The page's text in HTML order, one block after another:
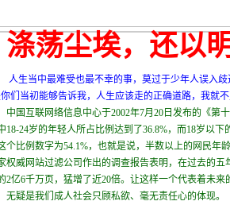
荡尘埃，还以
当中最难受也最不幸的事，莫过于少年人误入歧
们当初能够告诉我，人生应该走的正确道路，我就
互联网络信息中心于2002年7月20日发布的《第十
18-24岁的年轻人所占比例达到了36.8%，而18岁以
个比例数字为54.1%，也就是说，半数以上的网民年
权威网站过滤公司作出的调查报告表明，在过去的
2亿6千万页，猛增了近20倍。让这样一个代表着未
，无疑是我们成人社会只顾私欲